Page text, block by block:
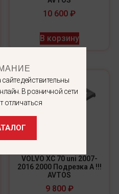
10 600 ₽
В корзину
VOLVO XC 70 uni 2007-
2016 2000 Подрезка A !!!
AVTOS
9 800 ₽
действительны
В розничной сети
отличаться